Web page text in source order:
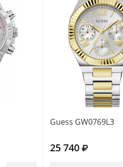
Guess GW0769L3
25 740